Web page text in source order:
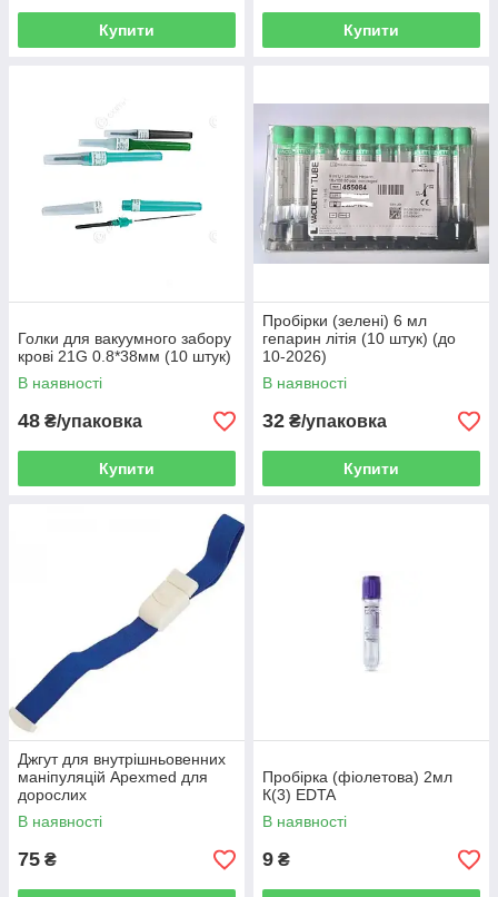
Купити Купити
Голки для вакуумного забору
крові 21G 0.8*38мм (10 штук)
В наявності
48 ₴/упаковка
Купити
Пробірки (зелені) 6 мл
гепарин літія (10 штук) (до
10-2026)
В наявності
32 ₴/упаковка
Купити
Джгут для внутрішньовенних
маніпуляцій Apexmed для
дорослих
В наявності
75 ₴
Пробірка (фіолетова) 2мл
К(3) EDTA
В наявності
9 ₴